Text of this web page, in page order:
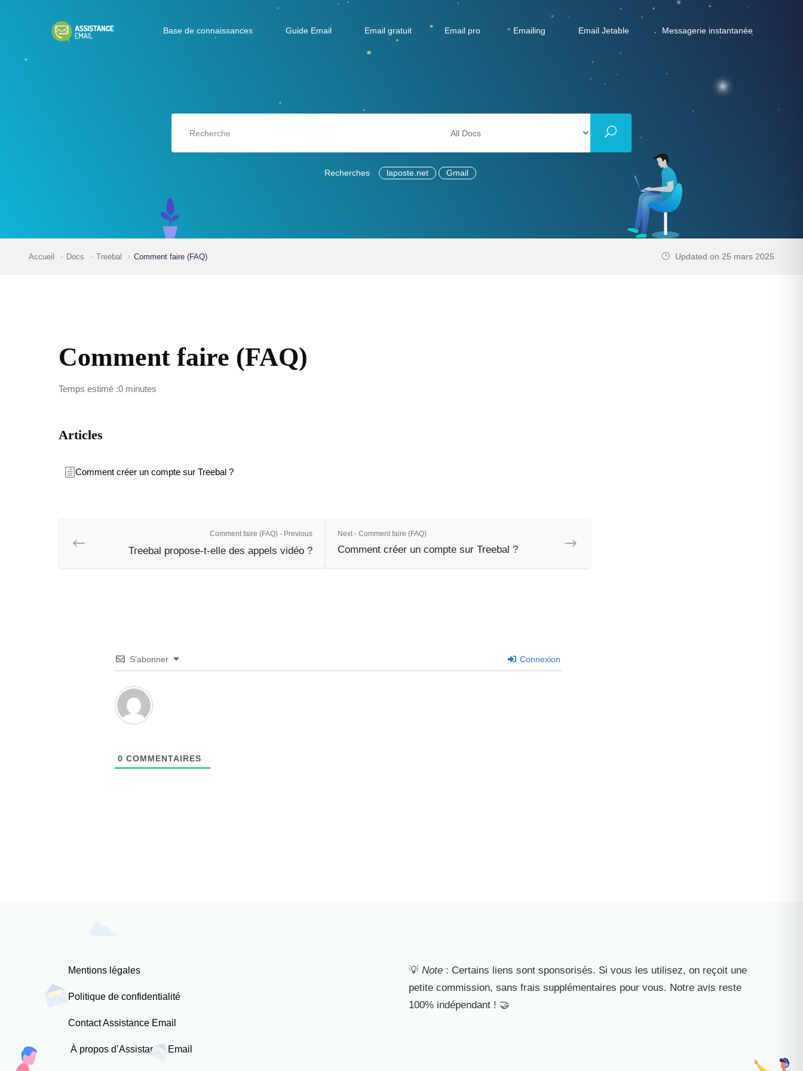
Base de connaissances Guide Email Email gratuit Email pro Emailing Email Jetable Messagerie instantanée
Recherches laposte.net Gmail
Accueil Docs Treebal Comment faire (FAQ) Updated on 25 mars 2025
Comment faire (FAQ)
Temps estimé :0 minutes
Articles
Comment créer un compte sur Treebal ?
Comment faire (FAQ) - Previous
Treebal propose-t-elle des appels vidéo ?
Next - Comment faire (FAQ)
Comment créer un compte sur Treebal ?
S’abonner Connexion
0 COMMENTAIRES
Mentions légales
Politique de confidentialité
Contact Assistance Email
À propos d’Assistance Email
💡 Note : Certains liens sont sponsorisés. Si vous les utilisez, on reçoit une
petite commission, sans frais supplémentaires pour vous. Notre avis reste
100% indépendant ! 🤝